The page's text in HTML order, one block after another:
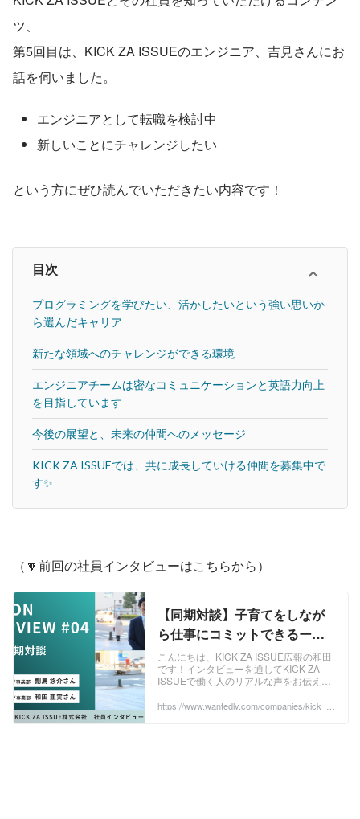
ツ、
第5回目は、KICK ZA ISSUEのエンジニア、吉見さんにお
話を伺いました。
エンジニアとして転職を検討中
新しいことにチャレンジしたい
という方にぜひ読んでいただきたい内容です！
目次
プログラミングを学びたい、活かしたいという強い思いか
ら選んだキャリア
新たな領域へのチャレンジができる環境
エンジニアチームは密なコミュニケーションと英語力向上
を目指しています
今後の展望と、未来の仲間へのメッセージ
KICK ZA ISSUEでは、共に成長していける仲間を募集中で
す✨
（🔽前回の社員インタビューはこちらから）
【同期対談】子育てをしなが
ら仕事にコミットできるー
KICK ZA ISSUEでの働き方 |
KICK ZA ISSUE株式会社
こんにちは、KICK ZA ISSUE広報の和田
です！インタビューを通してKICK ZA
ISSUEで働く人のリアルな声をお伝えし
は、同じ202...
https://www.wantedly.com/companies/kick_z